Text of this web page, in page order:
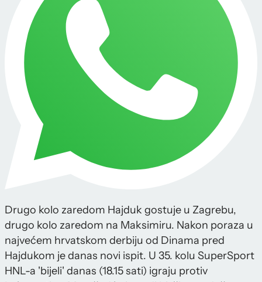
Drugo kolo zaredom Hajduk gostuje u Zagrebu,
drugo kolo zaredom na Maksimiru. Nakon poraza u
najvećem hrvatskom derbiju od Dinama pred
Hajdukom je danas novi ispit. U 35. kolu SuperSport
HNL-a 'bijeli' danas (18.15 sati) igraju protiv